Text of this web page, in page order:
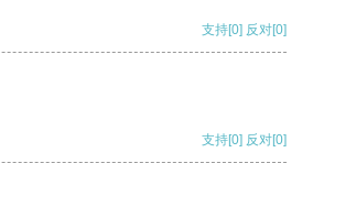
支持[0] 反对[0]
支持[0] 反对[0]